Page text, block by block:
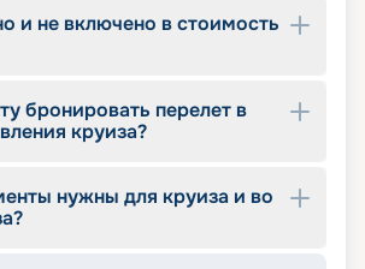
и не включено в стоимость
бронировать перелет в
круиза?
нужны для круиза и во